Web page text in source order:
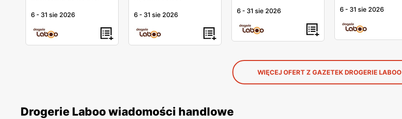
6 - 31 sie 2026 6 - 31 sie 2026 6 - 31 sie 2026 6 - 31 sie 2026
WIĘCEJ OFERT Z GAZETEK DROGERIE LABOO
Drogerie Laboo wiadomości handlowe